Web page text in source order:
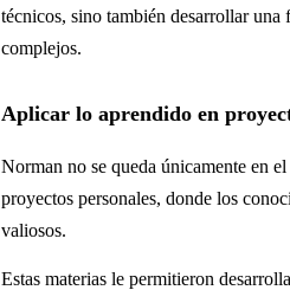
técnicos, sino también desarrollar una
complejos.
Aplicar lo aprendido en
Norman no se queda únicamente en
proyectos personales, donde los
valiosos.
Estas materias le permitieron